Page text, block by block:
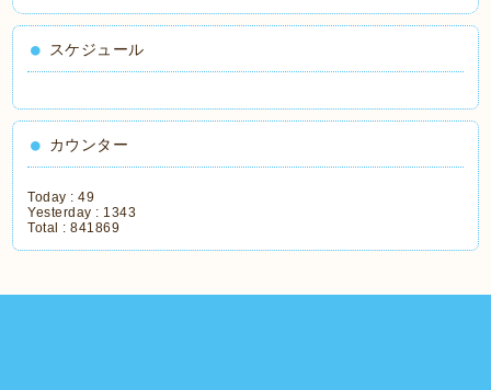
スケジュール
カウンター
Today :49
Yesterday : 1343
Total :841869